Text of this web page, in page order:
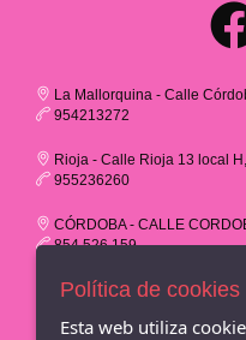
La Mallorquina - Calle
954213272
Rioja - Calle Rioja 13 local
955236260
CÓRDOBA - CALLE
854 526 159
EL SALVADOR - PLAZA
854 707 433
Política de cookies
Esta web utiliza